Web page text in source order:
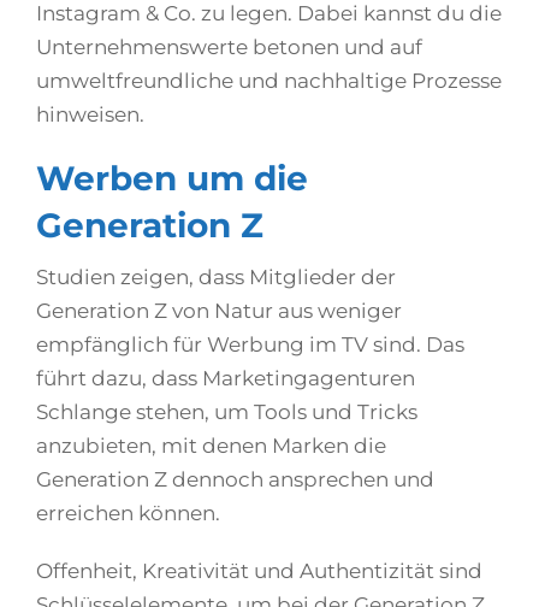
Instagram & Co. zu legen. Dabei kannst du die
Unternehmenswerte betonen und auf
umweltfreundliche und nachhaltige Prozesse
hinweisen.
Werben um die
Generation Z
Studien zeigen, dass Mitglieder der
Generation Z von Natur aus weniger
empfänglich für Werbung im TV sind. Das
führt dazu, dass Marketingagenturen
Schlange stehen, um Tools und Tricks
anzubieten, mit denen Marken die
Generation Z dennoch ansprechen und
erreichen können.
Offenheit, Kreativität und Authentizität sind